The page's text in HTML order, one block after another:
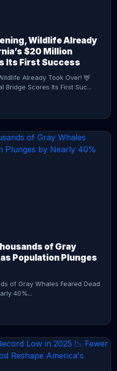
Wildlife Already
$20 Million
Its First Success
Already Took Over! 🦌
Bridge Scores Its First Suc...
of Gray
Population Plunges
of Gray Whales Feared Dead
40%...